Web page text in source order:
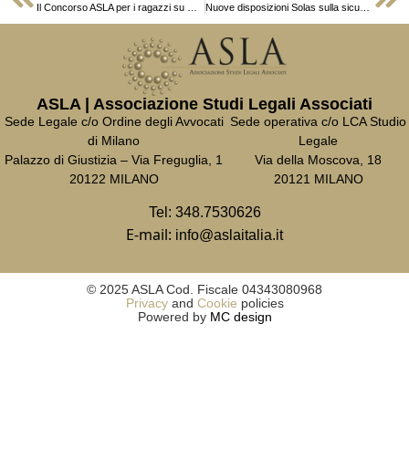
Nuove disposizioni Solas sulla sicurezza della navigazione marittima
ASLA | Associazione Studi Legali Associati
Sede Legale c/o Ordine degli Avvocati
di Milano
Palazzo di Giustizia – Via Freguglia, 1
20122 MILANO
Sede operativa c/o LCA Studio
Legale
Via della Moscova, 18
20121 MILANO
Tel: 348.7530626
E-mail: info@aslaitalia.it
© 2025 ASLA Cod. Fiscale 04343080968
Privacyand Cookie policies
Powered by MC design